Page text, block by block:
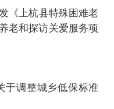
《上杭县特殊困难老
老和探访关爱服务项
于调整城乡低保标准